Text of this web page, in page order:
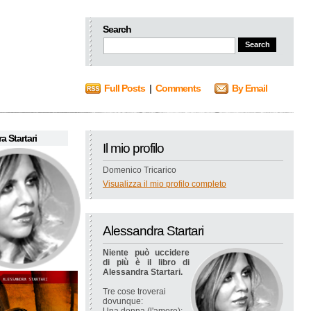
Search
Full Posts| Comments By Email
Startari
Il mio profilo
Domenico Tricarico
Visualizza il mio profilo completo
Alessandra Startari
Niente può uccidere
di più è il libro di
Alessandra Startari.
Tre cose troverai
dovunque: